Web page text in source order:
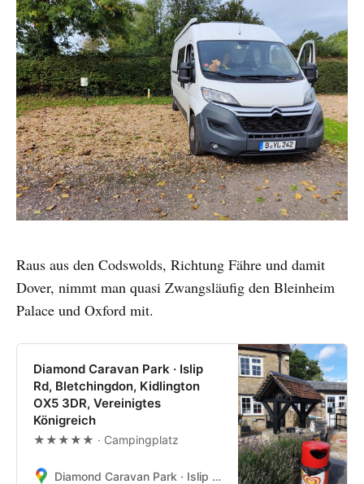
Raus aus den Codswolds, Richtung Fähre und damit
Dover, nimmt man quasi Zwangsläufig den Bleinheim
Palace und Oxford mit.
Diamond Caravan Park · Islip
Rd, Bletchingdon, Kidlington
OX5 3DR, Vereinigtes
Königreich
★★★★★ · Campingplatz
Diamond Caravan Park · Islip Rd, Bletchingdon, Kidlington OX5 3DR, Vereinigtes Königreich